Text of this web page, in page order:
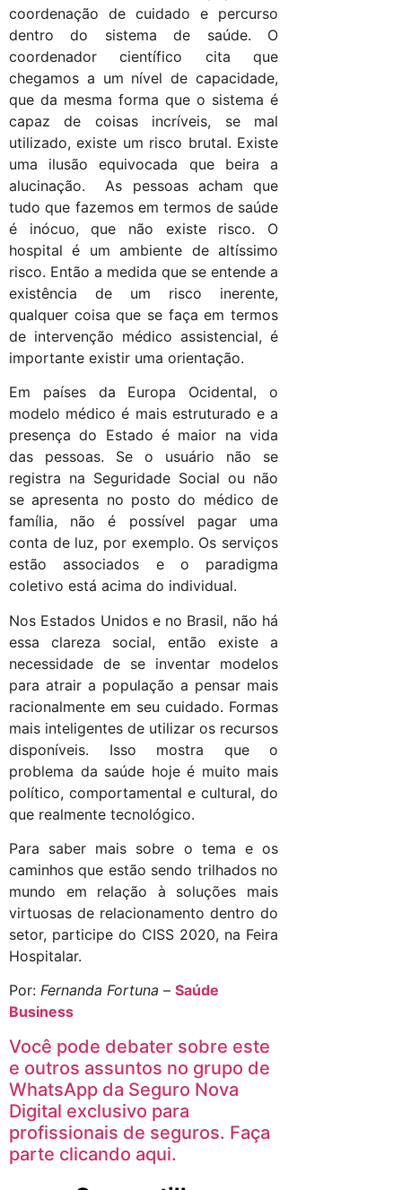
coordenação de cuidado e percurso
dentro do sistema de saúde. O
coordenador científico cita que
chegamos a um nível de capacidade,
que da mesma forma que o sistema é
capaz de coisas incríveis, se mal
utilizado, existe um risco brutal. Existe
uma ilusão equivocada que beira a
alucinação. As pessoas acham que
tudo que fazemos em termos de saúde
é inócuo, que não existe risco. O
hospital é um ambiente de altíssimo
risco. Então a medida que se entende a
existência de um risco inerente,
qualquer coisa que se faça em termos
de intervenção médico assistencial, é
importante existir uma orientação.
Em países da Europa Ocidental, o
modelo médico é mais estruturado e a
presença do Estado é maior na vida
das pessoas. Se o usuário não se
registra na Seguridade Social ou não
se apresenta no posto do médico de
família, não é possível pagar uma
conta de luz, por exemplo. Os serviços
estão associados e o paradigma
coletivo está acima do individual.
Nos Estados Unidos e no Brasil, não há
essa clareza social, então existe a
necessidade de se inventar modelos
para atrair a população a pensar mais
racionalmente em seu cuidado. Formas
mais inteligentes de utilizar os recursos
disponíveis. Isso mostra que o
problema da saúde hoje é muito mais
político, comportamental e cultural, do
que realmente tecnológico.
Para saber mais sobre o tema e os
caminhos que estão sendo trilhados no
mundo em relação à soluções mais
virtuosas de relacionamento dentro do
setor, participe do CISS 2020, na Feira
Hospitalar.
Por: Fernanda Fortuna – Saúde
Business
Você pode debater sobre este
e outros assuntos no grupo de
WhatsApp da Seguro Nova
Digital exclusivo para
profissionais de seguros. Faça
parte clicando aqui.